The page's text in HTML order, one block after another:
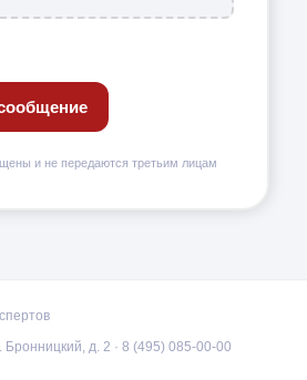
и не передаются третьим лицам
Бронницкий, д. 2 · 8 (495) 085-00-00